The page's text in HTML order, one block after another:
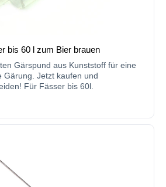
bis 60 l zum Bier brauen
Gärspund aus Kunststoff für eine
Gärung. Jetzt kaufen und
Für Fässer bis 60l.